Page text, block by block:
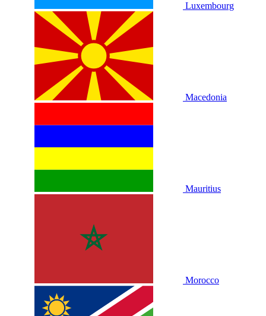
Luxembourg
Macedonia
Mauritius
Morocco